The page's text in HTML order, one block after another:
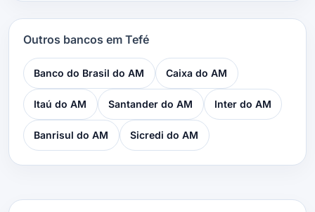
Outros bancos em Tefé
Banco do Brasil do AM Caixa do AM
Itaú do AM Santander do AM Inter do AM
Banrisul do AM Sicredi do AM